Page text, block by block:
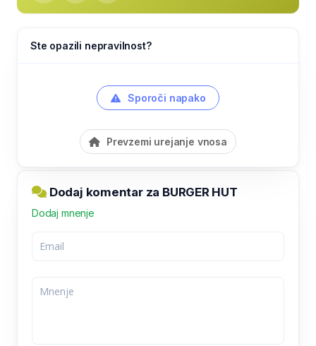
Ste opazili nepravilnost?
Sporoči napako
Prevzemi urejanje vnosa
Dodaj komentar za BURGER HUT
Dodaj mnenje